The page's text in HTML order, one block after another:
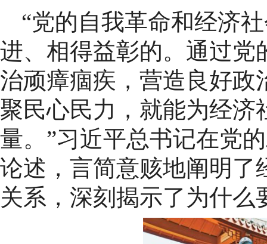
“党的自我革命和经济
进、相得益彰的。通过党
治顽瘴痼疾，营造良好政
聚民心民力，就能为经济
量。”习近平总书记在党
论述，言简意赅地阐明了
关系，深刻揭示了为什